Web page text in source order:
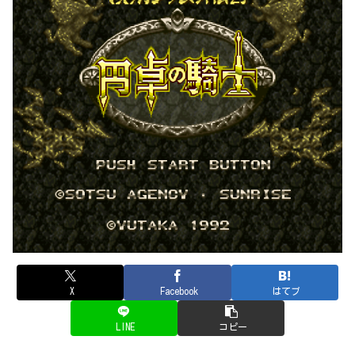
X Facebook はてブ
LINE コピー